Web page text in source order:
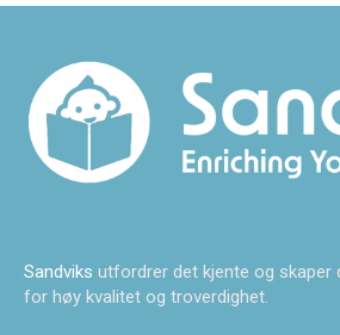
Sandviks utfordrer det kjente og skaper
for høy kvalitet og troverdighet.